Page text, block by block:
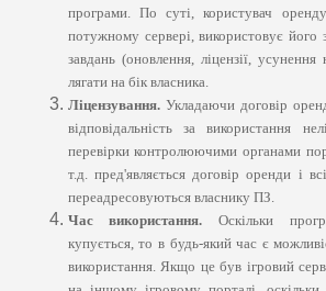
програми. По суті, користувач
потужному сервері, використовує його
завдань (оновлення, ліцензії,
лягати на бік власника.
Ліцензування.Укладаючи договір
відповідальність за використання
перевірки контролюючими органами
т.д. пред'являється договір оренди і
переадресовуються власнику ПЗ.
Час використання.Оскільки
купується, то в будь-який час є
використання. Якщо це був ігровий